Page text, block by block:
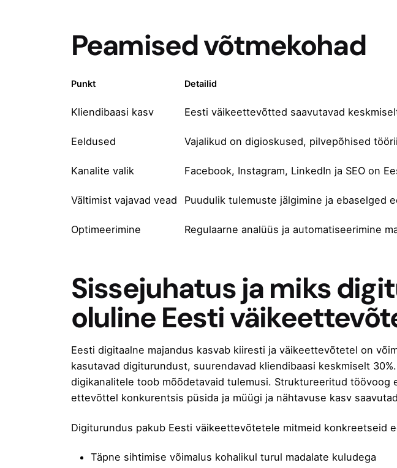
Peamised võtmekohad
Punkt Detailid
Kliendibaasi kasv Eesti väikeettevõtted saavutavad
Eeldused Vajalikud on digioskused, pilvepõhised
Kanalite valik Facebook, Instagram, LinkedIn ja SEO on
Vältimist vajavad vead Puudulik tulemuste jälgimine ja ebaselged
Optimeerimine Regulaarne analüüs ja automatiseerimine
Sissejuhatus ja miks
oluline Eesti
Eesti digitaalne majandus kasvab kiiresti ja väikeettevõtetel on
kasutavad digiturundust, suurendavad kliendibaasi keskmiselt 30%
digikanalitele toob mõõdetavaid tulemusi. Struktureeritud
ettevõttel konkurentsis püsida ja müügi ja nähtavuse kasv
Digiturundus pakub Eesti väikeettevõtetele mitmeid konkreetseid
Täpne sihtimise võimalus kohalikul turul madalate kuludega